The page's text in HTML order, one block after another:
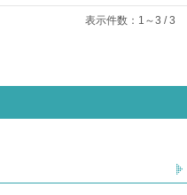
表示件数：1～3 / 3